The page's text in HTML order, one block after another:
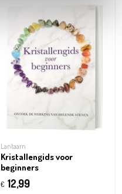
Lantaarn
Kristallengids voor
beginners
€ 12,99